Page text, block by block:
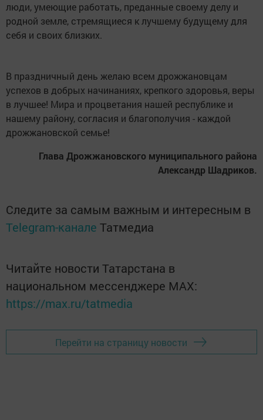
люди, умеющие работать, преданные своему делу и
родной земле, стремящиеся к лучшему будущему для
себя и своих близких.
В праздничный день желаю всем дрожжановцам
успехов в добрых начинаниях, крепкого здоровья, веры
в лучшее! Мира и процветания нашей республике и
нашему району, согласия и благополучия - каждой
дрожжановской семье!
Глава Дрожжановского муниципального района
Александр Шадриков.
Следите за самым важным и интересным в
Telegram-канале Татмедиа
Читайте новости Татарстана в
национальном мессенджере MАХ:
https://max.ru/tatmedia
Перейти на страницу новости